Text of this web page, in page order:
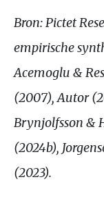
Bron: Pictet
empirische
Acemoglu &
(2007), Autor
Brynjolfsson &
(2024b),
(2023).